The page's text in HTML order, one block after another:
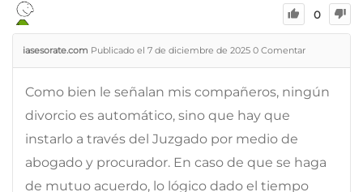
0
iasesorate.com Publicado el 7 de diciembre de 2025 0 Comentar
Como bien le señalan mis compañeros, ningún
divorcio es automático, sino que hay que
instarlo a través del Juzgado por medio de
abogado y procurador. En caso de que se haga
de mutuo acuerdo, lo lógico dado el tiempo